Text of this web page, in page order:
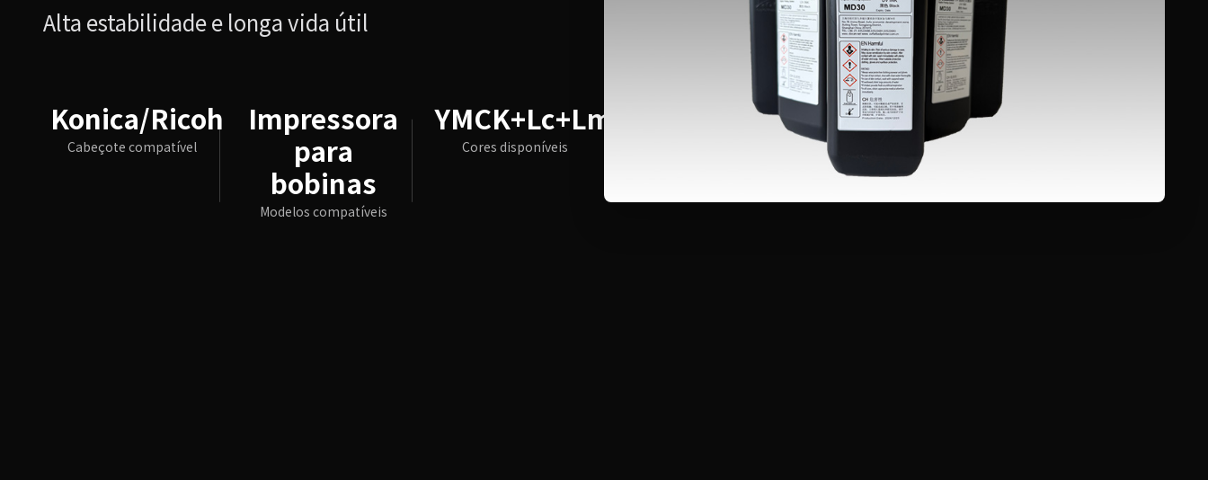
Alta estabilidade e longa vida útil
Konica/Ricoh
Cabeçote compatível
Impressora
para
bobinas
Modelos compatíveis
YMCK+Lc+Lm+W
Cores disponíveis